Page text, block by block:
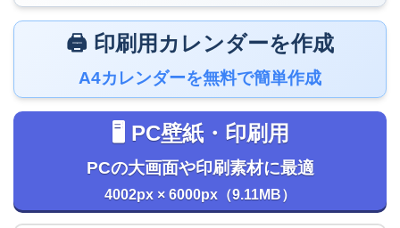
🖨️ 印刷用カレンダーを作成
A4カレンダーを無料で簡単作成
🖥️ PC壁紙・印刷用
PCの大画面や印刷素材に最適
4002px × 6000px（9.11MB）